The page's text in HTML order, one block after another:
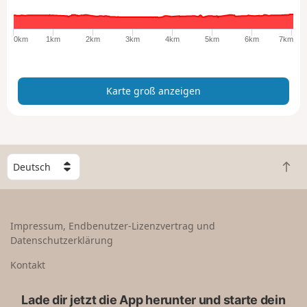
o
ß
z
i
n
0km 1km 2km 3km 4km 5km 6km 7km
Karte groß anzeigen
W
ä
h
e
n
Z
u
Impressum, Endbenutzer-Lizenzvertrag und
Datenschutzerklärung
Kontakt
Lade dir jetzt die App herunter und starte dein